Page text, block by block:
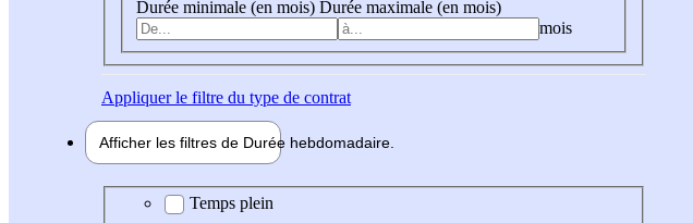
Durée minimale (en mois) Durée maximale (en mois)
mois
Appliquerle filtre du type de contrat
Afficher les filtres de Durée hebdomadaire
Durée hebdomadaire
Temps plein